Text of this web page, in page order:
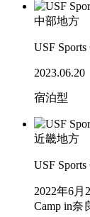
中部地方
USF
2023.06.20
宿泊型
近畿地方
USF Sports
2022年6月
Camp in奈